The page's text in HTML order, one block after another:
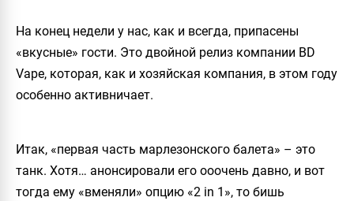
На конец недели у нас, как и всегда, припасены
«вкусные» гости. Это двойной релиз компании BD
Vape, которая, как и хозяйская компания, в этом году
особенно активничает.
Итак, «первая часть марлезонского балета» – это
танк. Хотя… анонсировали его ооочень давно, и вот
тогда ему «вменяли» опцию «2 in 1», то бишь